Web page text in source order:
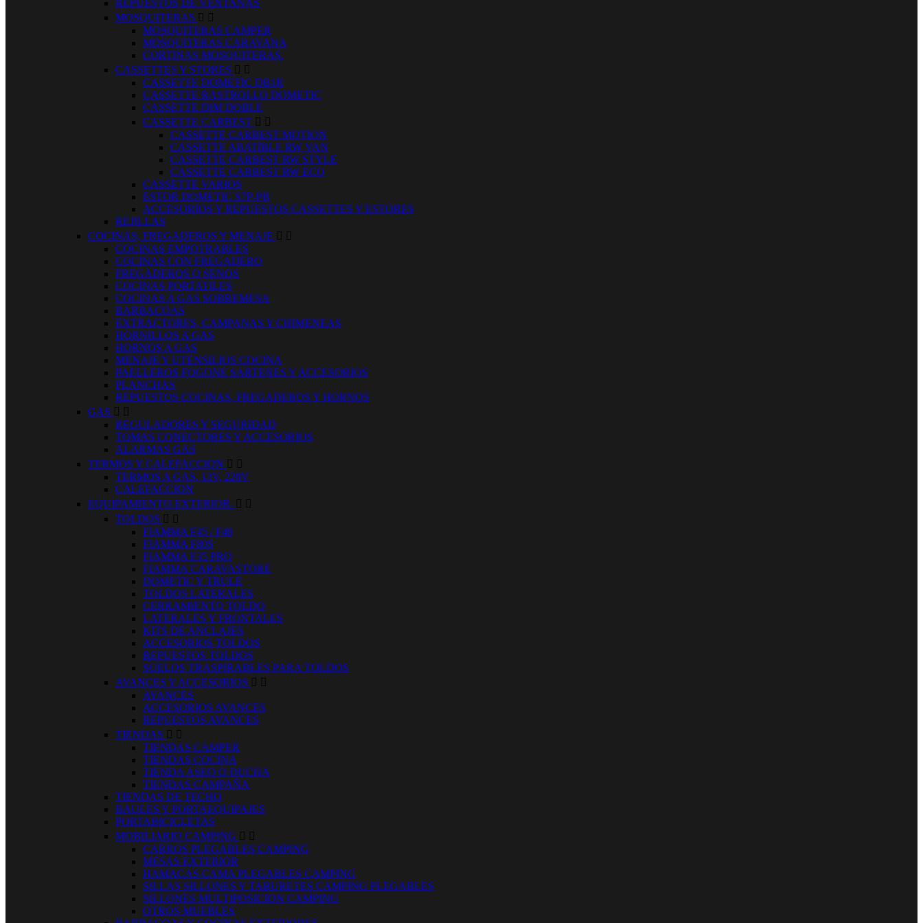
REPUESTOS DE VENTANAS
MOSQUITERAS  
MOSQUITERAS CAMPER
MOSQUITERAS CARAVANA
CORTINAS MOSQUITERAS.
CASSETTES Y STORES  
CASSETTE DOMETIC DB1R
CASSETTE RASTROLLO DOMETIC
CASSETTE DIM DOBLE
CASSETTE CARBEST  
CASSETTE CARBEST MOTION
CASSETTE ABATIBLE RW VAN
CASSETTE CARBEST RW STYLE
CASSETTE CARBEST RW ECO
CASSETTE VARIOS
ESTOR DOMETIC S7P-PB
ACCESORIOS Y REPUESTOS CASSETTES Y ESTORES
REJILLAS
COCINAS, FREGADEROS Y MENAJE  
COCINAS EMPOTRABLES
COCINAS CON FREGADERO
FREGADEROS O SENOS
COCINAS PORTATILES
COCINAS A GAS SOBREMESA
BARBACOAS
EXTRACTORES, CAMPANAS Y CHIMENEAS
HORNILLOS A GAS
HORNOS A GAS
MENAJE Y UTENSILIOS COCINA
PAELLEROS FOGONE SARTENES Y ACCESORIOS
PLANCHAS
REPUESTOS COCINAS, FREGADEROS Y HORNOS
GAS  
REGULADORES Y SEGURIDAD
TOMAS CONECTORES Y ACCESORIOS
ALARMAS GAS
TERMOS Y CALEFACCION  
TERMOS A GAS, 12V, 220V
CALEFACCION
EQUIPAMIENTO EXTERIOR.  
TOLDOS  
FIAMMA F45 / F40
FIAMMA F80S
FIAMMA F35 PRO
FIAMMA CARAVASTORE
DOMETIC Y TRULE
TOLDOS LATERALES
CERRAMIENTO TOLDO
LATERALES Y FRONTALES
KITS DE ANCLAJES
ACCESORIOS TOLDOS
REPUESTOS TOLDOS
SUELOS TRASPIRABLES PARA TOLDOS
AVANCES Y ACCESORIOS  
AVANCES
ACCESORIOS AVANCES
REPUESTOS AVANCES
TIENDAS  
TIENDAS CAMPER
TIENDAS COCINA
TIENDA ASEO O DUCHA
TIENDAS CAMPAÑA
TIENDAS DE TECHO
BAULES Y PORTAEQUIPAJES
PORTABICICLETAS
MOBILIARIO CAMPING  
CARROS PLEGABLES CAMPING
MESAS EXTERIOR
HAMACAS CAMA PLEGABLES CAMPING
SILLAS SILLONES Y TABURETES CAMPING PLEGABLES
SILLONES MULTIPOSICION CAMPING
OTROS MUEBLES